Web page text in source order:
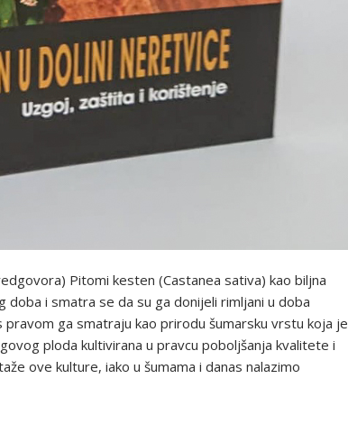
Pitomi kesten (Castanea sativa) kao biljna
i smatra se da su ga donijeli rimljani u doba
ga smatraju kao prirodu šumarsku vrstu koja je
ploda kultivirana u pravcu poboljšanja kvalitete i
ove kulture, iako u šumama i danas nalazimo